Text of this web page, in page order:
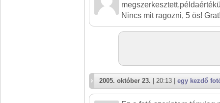
Nincs mit ragozni, 5 ös!
2005. október 23. | 20:13 | egy kezdő